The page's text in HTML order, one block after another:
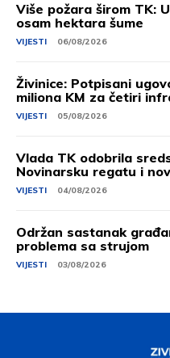
Više požara širom TK:
osam hektara šume
VIJESTI 06/08/2026
Živinice: Potpisani
miliona KM za četiri
VIJESTI 05/08/2026
Vlada TK odobrila
Novinarsku regatu i
VIJESTI 04/08/2026
Održan sastanak
problema sa strujom
VIJESTI 03/08/2026